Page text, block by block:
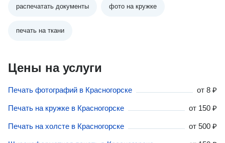
распечатать документы фото на кружке
печать на ткани
Цены на услуги
Печать фотографий в Красногорске от 8 ₽
Печать на кружке в Красногорске от 150 ₽
Печать на холсте в Красногорске от 500 ₽